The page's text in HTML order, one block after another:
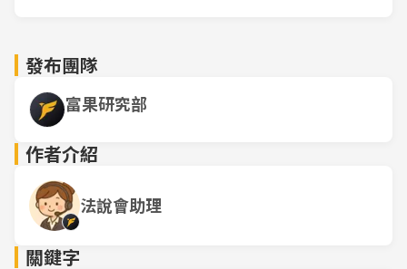
發布團隊
富果研究部
作者介紹
法說會助理
關鍵字